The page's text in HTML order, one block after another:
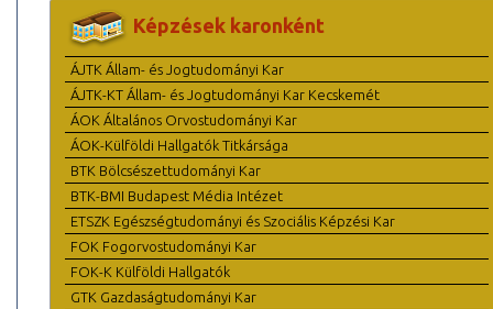
Képzések karonként
ÁJTK Állam- és Jogtudományi Kar
ÁJTK-KT Állam- és Jogtudományi Kar Kecskemét
ÁOK Általános Orvostudományi Kar
ÁOK-Külföldi Hallgatók Titkársága
BTK Bölcsészettudományi Kar
BTK-BMI Budapest Média Intézet
ETSZK Egészségtudományi és Szociális Képzési Kar
FOK Fogorvostudományi Kar
FOK-K Külföldi Hallgatók
GTK Gazdaságtudományi Kar